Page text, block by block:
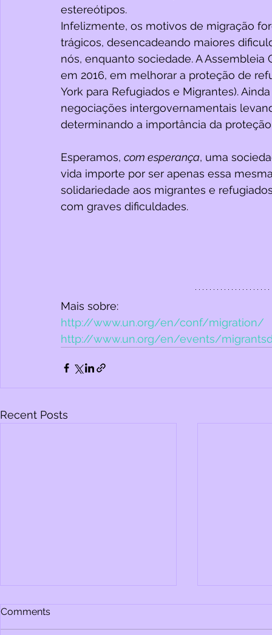
estereótipos.
Infelizmente, os motivos de migração
trágicos, desencadeando maiores
nós, enquanto sociedade. A
em 2016, em melhorar a proteção de
York para Refugiados e Migrantes).
negociações intergovernamentais
determinando a importância da
Esperamos, com esperança, uma
vida importe por ser apenas essa
solidariedade aos migrantes e
com graves dificuldades.
Mais sobre:
http://www.un.org/en/conf/migration/
http://www.un.org/en/events/
Recent Posts
Comments